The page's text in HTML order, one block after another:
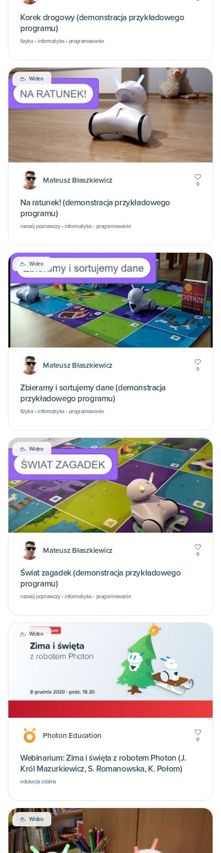
Korek drogowy (demonstracja przykładowego
programu)
fizyka • informatyka • programowanie
Wideo
Mateusz Błaszkiewicz 0
Na ratunek! (demonstracja przykładowego
programu)
rozwój poznawczy • informatyka • programowanie
Wideo
Mateusz Błaszkiewicz 0
Zbieramy i sortujemy dane (demonstracja
przykładowego programu)
fizyka • informatyka • programowanie
Wideo
Mateusz Błaszkiewicz 0
Świat zagadek (demonstracja przykładowego
programu)
rozwój poznawczy • informatyka • programowanie
Wideo
Photon Education 0
Webinarium: Zima i święta z robotem Photon (J.
Król Mazurkiewicz, S. Romanowska, K. Połom)
edukacja zdalna
Wideo